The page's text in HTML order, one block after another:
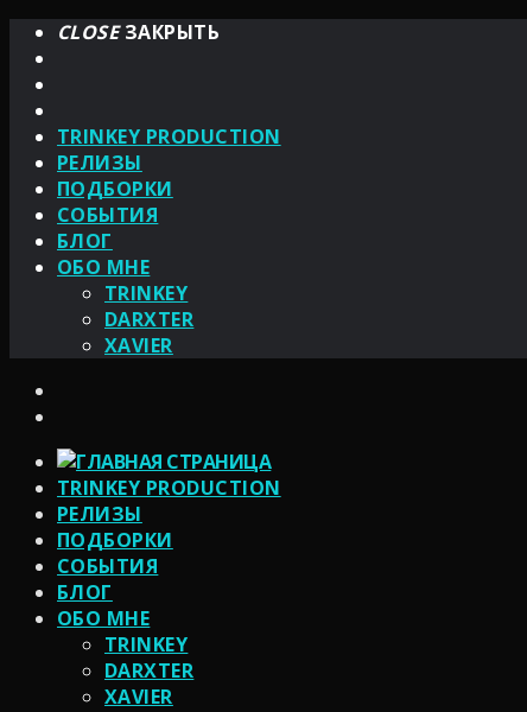
CLOSEЗАКРЫТЬ
TRINKEY PRODUCTION
РЕЛИЗЫ
ПОДБОРКИ
СОБЫТИЯ
БЛОГ
ОБО МНЕ
TRINKEY
DARXTER
XAVIER
TRINKEY PRODUCTION
РЕЛИЗЫ
ПОДБОРКИ
СОБЫТИЯ
БЛОГ
ОБО МНЕ
TRINKEY
DARXTER
XAVIER